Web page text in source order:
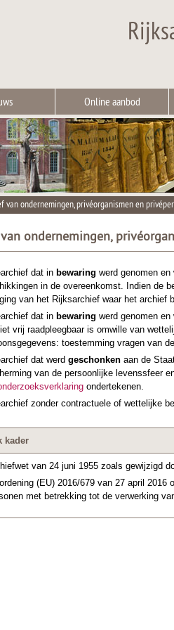
Online aanbod
van ondernemingen, privéorganismen en
ondernemingen,
dat in bewaring werd genomen
in de overeenkomst. Indien de
van het Rijksarchief waar het archief
dat in bewaring werd genomen
vrij raadpleegbaar is omwille van
toestemming vragen van
dat werd geschonken aan de
van de persoonlijke levenssfeer
ondertekenen.
zonder contractuele of wettelijke
kader
van 24 juni 1955 zoals gewijzigd
(EU) 2016/679 van 27 april
met betrekking tot de verwerking